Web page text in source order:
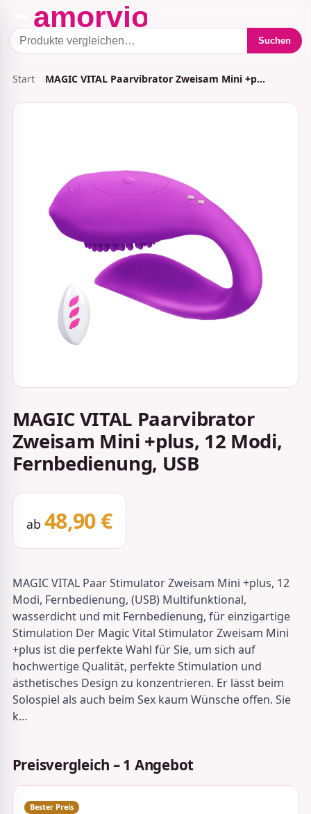
Suchen
Start MAGIC VITAL Paarvibrator Zweisam Mini +p…
MAGIC VITAL Paarvibrator
Zweisam Mini +plus, 12 Modi,
Fernbedienung, USB
ab 48,90 €
MAGIC VITAL Paar Stimulator Zweisam Mini +plus, 12
Modi, Fernbedienung, (USB) Multifunktional,
wasserdicht und mit Fernbedienung, für einzigartige
Stimulation Der Magic Vital Stimulator Zweisam Mini
+plus ist die perfekte Wahl für Sie, um sich auf
hochwertige Qualität, perfekte Stimulation und
ästhetisches Design zu konzentrieren. Er lässt beim
Solospiel als auch beim Sex kaum Wünsche offen. Sie
k…
Preisvergleich – 1 Angebot